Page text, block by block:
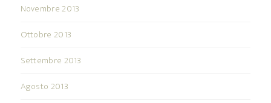
Novembre 2013
Ottobre 2013
Settembre 2013
Agosto 2013